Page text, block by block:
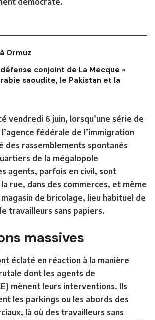
Ormuz
conjoint de La Mecque »
saoudite, le Pakistan et la
vendredi 6 juin, lorsqu’une série de
fédérale de l’immigration
des rassemblements spontanés
de la mégalopole
agents, parfois en civil, sont
rue, dans des commerces, et même
magasin de bricolage, lieu habituel de
travailleurs sans papiers.
massives
éclaté en réaction à la manière
dont les agents de
mènent leurs interventions. Ils
les parkings ou les abords des
là où des travailleurs sans